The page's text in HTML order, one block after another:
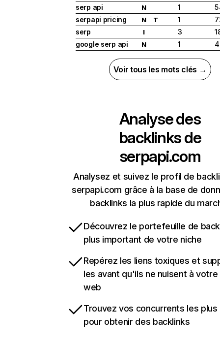
serp api
N 1
5
serpapi pricing
N T 1
serp
I 3
google serp api
N 1
Voir tous les mots clés →
Analyse des
backlinks de
serpapi.com
Analysez et suivez le profil de
serpapi.com grâce à la base de
backlinks la plus rapide du
Découvrez le portefeuille de
plus important de votre niche
Repérez les liens toxiques et
les avant qu'ils ne nuisent à
web
Trouvez vos concurrents les
pour obtenir des backlinks